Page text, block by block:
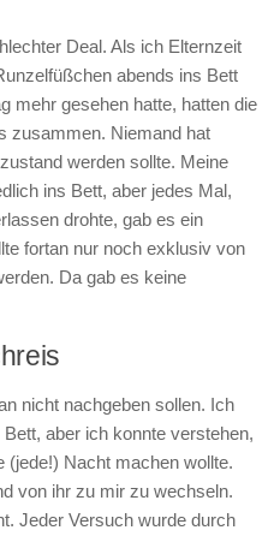
Deal. Als ich Elternzeit
abends ins Bett
mehr gesehen hatte, hatten die
zusammen. Niemand hat
werden sollte. Meine
ins Bett, aber jedes Mal,
drohte, gab es ein
fortan nur noch exklusiv von
Da gab es keine
nicht nachgeben sollen. Ich
aber ich konnte verstehen,
(jede!) Nacht machen wollte.
von ihr zu mir zu wechseln.
Jeder Versuch wurde durch